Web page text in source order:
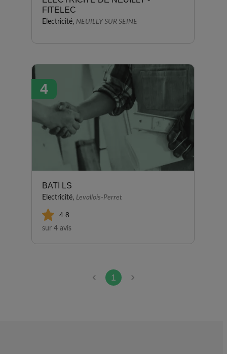
FITELEC
Electricité, NEUILLY SUR SEINE
4
BATI LS
Electricité, Levallois-Perret
4.8
sur 4 avis
1